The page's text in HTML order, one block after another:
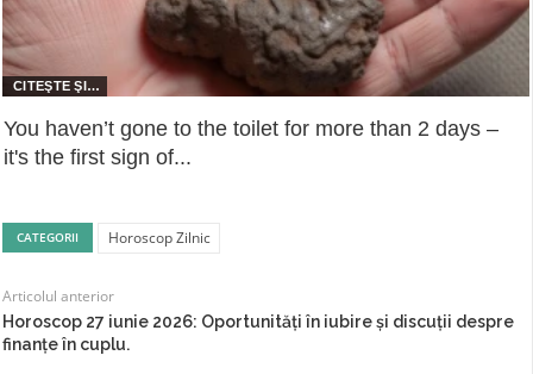
You haven’t gone to the toilet for more than 2 days –
it's the first sign of...
CATEGORII Horoscop Zilnic
Articolul anterior
Horoscop 27 iunie 2026: Oportunități în iubire și discuții despre
finanțe în cuplu.